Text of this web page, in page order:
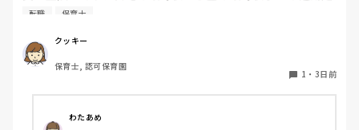
期代が5,000円ほどオーバーします
私としてはなかなか大きい金額なので、この時点で応募を迷
っているのですが、皆さんならどうしますか？
転職 保育士
クッキー
保育士, 認可保育園
1 ・ 3日前
わたあめ